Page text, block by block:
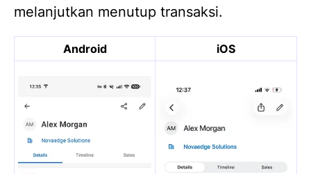
melanjutkan menutup transaksi.
Android iOS